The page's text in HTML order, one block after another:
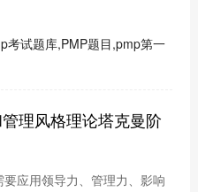
考试题库,PMP题目,pmp第一
理风格理论塔克曼阶
应用领导力、管理力、影响